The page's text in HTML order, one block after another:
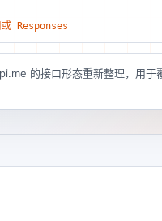
或 Responses
的接口形态重新整理，用于